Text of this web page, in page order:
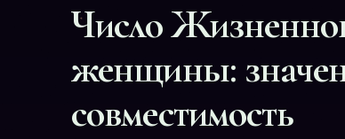
Число
женщины:
совместимость